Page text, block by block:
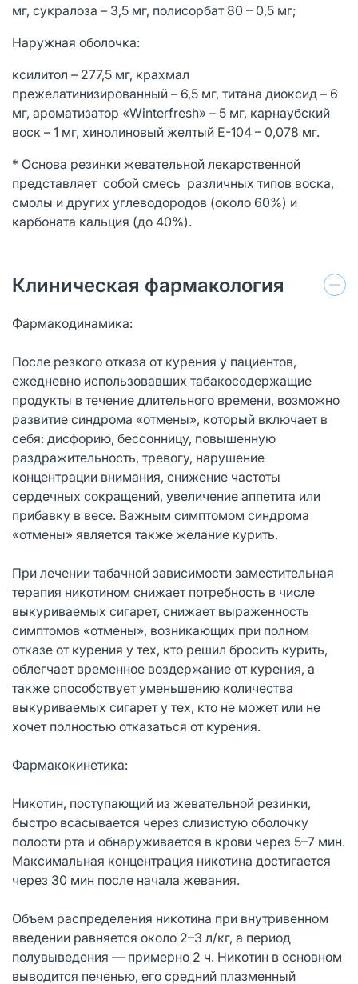
мг, сукралоза – 3,5 мг, полисорбат 80 – 0,5 мг;
Наружная оболочка:
ксилитол – 277,5 мг, крахмал
прежелатинизированный – 6,5 мг, титана диоксид – 6
мг, ароматизатор «Winterfresh» – 5 мг, карнаубский
воск – 1 мг, хинолиновый желтый Е-104 – 0,078 мг.
* Основа резинки жевательной лекарственной
представляет собой смесь различных типов воска,
смолы и других углеводородов (около 60%) и
карбоната кальция (до 40%).
Клиническая фармакология
Фармакодинамика:
После резкого отказа от курения у пациентов,
ежедневно использовавших табакосодержащие
продукты в течение длительного времени, возможно
развитие синдрома «отмены», который включает в
себя: дисфорию, бессонницу, повышенную
раздражительность, тревогу, нарушение
концентрации внимания, снижение частоты
сердечных сокращений, увеличение аппетита или
прибавку в весе. Важным симптомом синдрома
«отмены» является также желание курить.
При лечении табачной зависимости заместительная
терапия никотином снижает потребность в числе
выкуриваемых сигарет, снижает выраженность
симптомов «отмены», возникающих при полном
отказе от курения у тех, кто решил бросить курить,
облегчает временное воздержание от курения, а
также способствует уменьшению количества
выкуриваемых сигарет у тех, кто не может или не
хочет полностью отказаться от курения.
Фармакокинетика:
Никотин, поступающий из жевательной резинки,
быстро всасывается через слизистую оболочку
полости рта и обнаруживается в крови через 5–7 мин.
Максимальная концентрация никотина достигается
через 30 мин после начала жевания.
Объем распределения никотина при внутривенном
введении равняется около 2–3 л/кг, а период
полувыведения — примерно 2 ч. Никотин в основном
выводится печенью, его средний плазменный